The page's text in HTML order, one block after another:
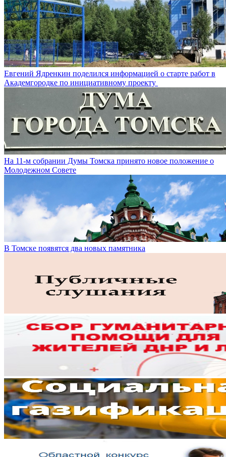
Евгений Ядренкин поделился информацией о старте работ в
Академгородке по инициативному проекту
На 11-м собрании Думы Томска принято новое положение о
Молодежном Совете
В Томске появятся два новых памятника